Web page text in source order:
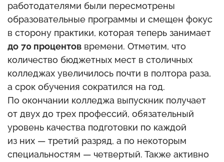
работодателями были пересмотрены
образовательные программы и смещен фокус
в сторону практики, которая теперь занимает
до 70 процентов времени. Отметим, что
количество бюджетных мест в столичных
колледжах увеличилось почти в полтора раза,
а срок обучения сократился на год.
По окончании колледжа выпускник получает
от двух до трех профессий, обязательный
уровень качества подготовки по каждой
из них — третий разряд, а по некоторым
специальностям — четвертый. Также активно